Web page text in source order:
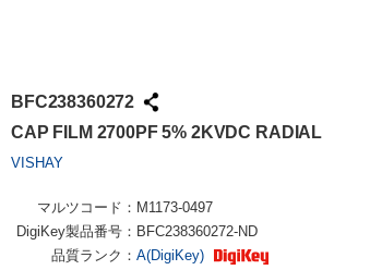
BFC238360272
CAP FILM 2700PF 5% 2KVDC RADIAL
VISHAY
マルツコード： M1173-0497
DigiKey製品番号： BFC238360272-ND
品質ランク： A(DigiKey)